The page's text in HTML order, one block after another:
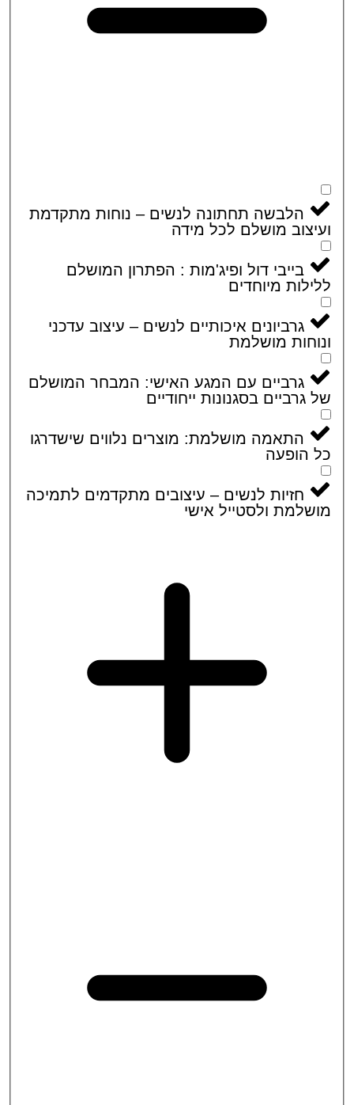
הלבשה תחתונה לנשים – נוחות מתקדמת
מושלם לכל מידה
בייבי דול ופיג'מות : הפתרון המושלם
מיוחדים
גרביונים איכותיים לנשים – עיצוב עדכני
מושלמת
גרביים עם המגע האישי: המבחר המושלם
בסגנונות ייחודיים
התאמה מושלמת: מוצרים נלווים שישדרגו
הופעה
חזיות לנשים – עיצובים מתקדמים לתמיכה
ולסטייל אישי